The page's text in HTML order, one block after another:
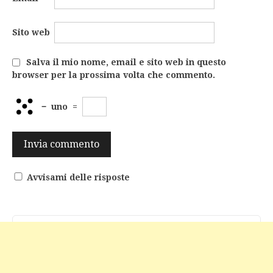
Sito web
Salva il mio nome, email e sito web in questo
browser per la prossima volta che commento.
− uno =
Avvisami delle risposte